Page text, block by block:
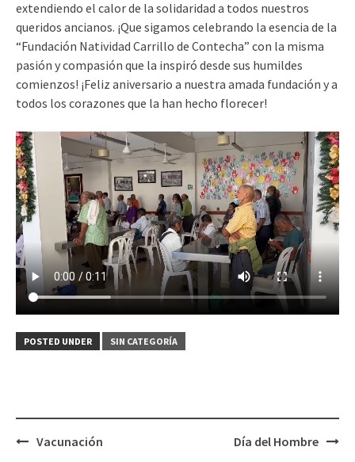
extendiendo el calor de la solidaridad a todos nuestros
queridos ancianos. ¡Que sigamos celebrando la esencia de la
“Fundación Natividad Carrillo de Contecha” con la misma
pasión y compasión que la inspiró desde sus humildes
comienzos! ¡Feliz aniversario a nuestra amada fundación y a
todos los corazones que la han hecho florecer!
POSTED UNDER SIN CATEGORÍA
PostVacunación Día del Hombre